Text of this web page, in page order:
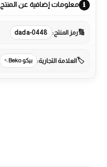
معلومات إضافية عن المنتج
رمز المنتج: dada-0448
العلامة التجارية: بيكو Beko